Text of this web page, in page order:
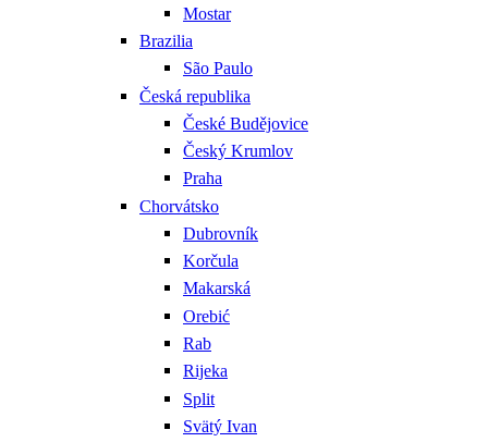
Mostar
Brazilia
São Paulo
Česká republika
České Budějovice
Český Krumlov
Praha
Chorvátsko
Dubrovník
Korčula
Makarská
Orebić
Rab
Rijeka
Split
Svätý Ivan